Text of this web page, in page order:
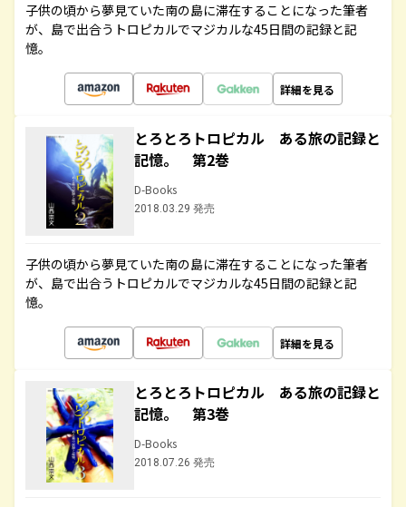
子供の頃から夢見ていた南の島に滞在することになった筆者
が、島で出合うトロピカルでマジカルな45日間の記録と記
憶。
詳細を見る
とろとろトロピカル ある旅の記録と
記憶。 第2巻
D-Books
2018.03.29 発売
子供の頃から夢見ていた南の島に滞在することになった筆者
が、島で出合うトロピカルでマジカルな45日間の記録と記
憶。
詳細を見る
とろとろトロピカル ある旅の記録と
記憶。 第3巻
D-Books
2018.07.26 発売